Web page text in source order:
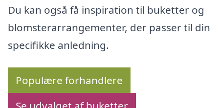
Du kan også få inspiration til buketter og
blomsterarrangementer, der passer til din
specifikke anledning.
Populære forhandlere